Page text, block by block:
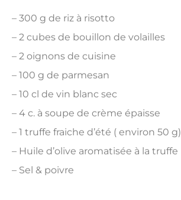
– 300 g de riz à risotto
– 2 cubes de bouillon de volailles
– 2 oignons de cuisine
– 100 g de parmesan
– 10 cl de vin blanc sec
– 4 c. à soupe de crème épaisse
– 1 truffe fraiche d’été ( environ 50 g)
– Huile d’olive aromatisée à la truffe
– Sel & poivre